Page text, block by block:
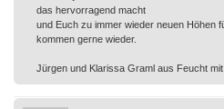
das hervorragend macht
und Euch zu immer wieder neuen Höhen
kommen gerne wieder.
Jürgen und Klarissa Graml aus Feucht